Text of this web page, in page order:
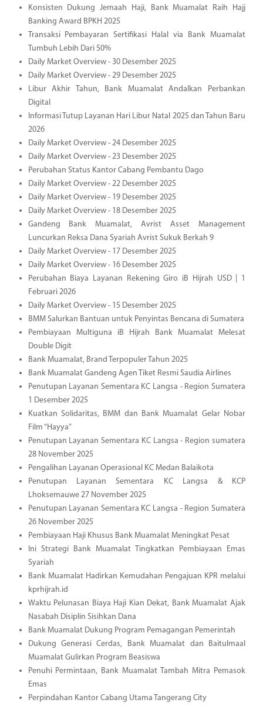
Konsisten Dukung Jemaah Haji, Bank Muamalat Raih Hajj
Banking Award BPKH 2025
Transaksi Pembayaran Sertifikasi Halal via Bank Muamalat
Tumbuh Lebih Dari 50%
Daily Market Overview - 30 Desember 2025
Daily Market Overview - 29 Desember 2025
Libur Akhir Tahun, Bank Muamalat Andalkan Perbankan
Digital
Informasi Tutup Layanan Hari Libur Natal 2025 dan Tahun Baru
2026
Daily Market Overview - 24 Desember 2025
Daily Market Overview - 23 Desember 2025
Perubahan Status Kantor Cabang Pembantu Dago
Daily Market Overview - 22 Desember 2025
Daily Market Overview - 19 Desember 2025
Daily Market Overview - 18 Desember 2025
Gandeng Bank Muamalat, Avrist Asset Management
Luncurkan Reksa Dana Syariah Avrist Sukuk Berkah 9
Daily Market Overview - 17 Desember 2025
Daily Market Overview - 16 Desember 2025
Perubahan Biaya Layanan Rekening Giro iB Hijrah USD | 1
Februari 2026
Daily Market Overview - 15 Desember 2025
BMM Salurkan Bantuan untuk Penyintas Bencana di Sumatera
Pembiayaan Multiguna iB Hijrah Bank Muamalat Melesat
Double Digit
Bank Muamalat, Brand Terpopuler Tahun 2025
Bank Muamalat Gandeng Agen Tiket Resmi Saudia Airlines
Penutupan Layanan Sementara KC Langsa - Region Sumatera
1 Desember 2025
Kuatkan Solidaritas, BMM dan Bank Muamalat Gelar Nobar
Film “Hayya”
Penutupan Layanan Sementara KC Langsa - Region sumatera
28 November 2025
Pengalihan Layanan Operasional KC Medan Balaikota
Penutupan Layanan Sementara KC Langsa & KCP
Lhoksemauwe 27 November 2025
Penutupan Layanan Sementara KC Langsa - Region Sumatera
26 November 2025
Pembiayaan Haji Khusus Bank Muamalat Meningkat Pesat
Ini Strategi Bank Muamalat Tingkatkan Pembiayaan Emas
Syariah
Bank Muamalat Hadirkan Kemudahan Pengajuan KPR melalui
kprhijrah.id
Waktu Pelunasan Biaya Haji Kian Dekat, Bank Muamalat Ajak
Nasabah Disiplin Sisihkan Dana
Bank Muamalat Dukung Program Pemagangan Pemerintah
Dukung Generasi Cerdas, Bank Muamalat dan Baitulmaal
Muamalat Gulirkan Program Beasiswa
Penuhi Permintaan, Bank Muamalat Tambah Mitra Pemasok
Emas
Perpindahan Kantor Cabang Utama Tangerang City